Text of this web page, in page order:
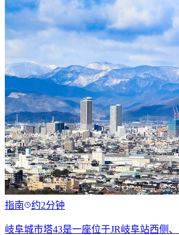
指南 约2分钟
岐阜城市塔43是一座位于JR岐阜站西侧